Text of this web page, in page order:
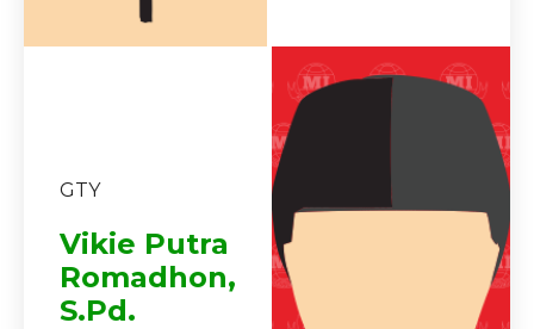
GTY
Vikie Putra
Romadhon,
S.Pd.